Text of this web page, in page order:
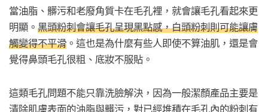
當油脂、髒污和老廢角質卡在毛孔裡，就會讓毛孔看起來更
明顯。 黑頭粉刺會讓毛孔呈現黑點感，白頭粉刺則可能讓膚
觸變得不平滑 。這也是為什麼有些人即使不算油肌，還是會
覺得鼻頭毛孔很粗、底妝不服貼。
這類毛孔問題不能只靠洗臉解決，因為一般潔顏產品主要是
清除肌膚表面的油脂與髒污，對已經堆積在毛孔內的粉刺有